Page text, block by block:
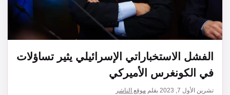
الفشل الاستخباراتي الإسرائيلي يثير تساؤلات
في الكونغرس الأميركي
تشرين الأول 7, 2023 بقلم موقع الناشر